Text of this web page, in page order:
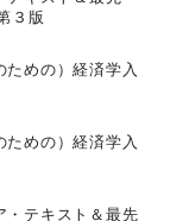
３版
ための）経済学入
ための）経済学入
・テキスト＆最先